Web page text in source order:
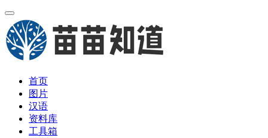
首页
图片
汉语
资料库
工具箱